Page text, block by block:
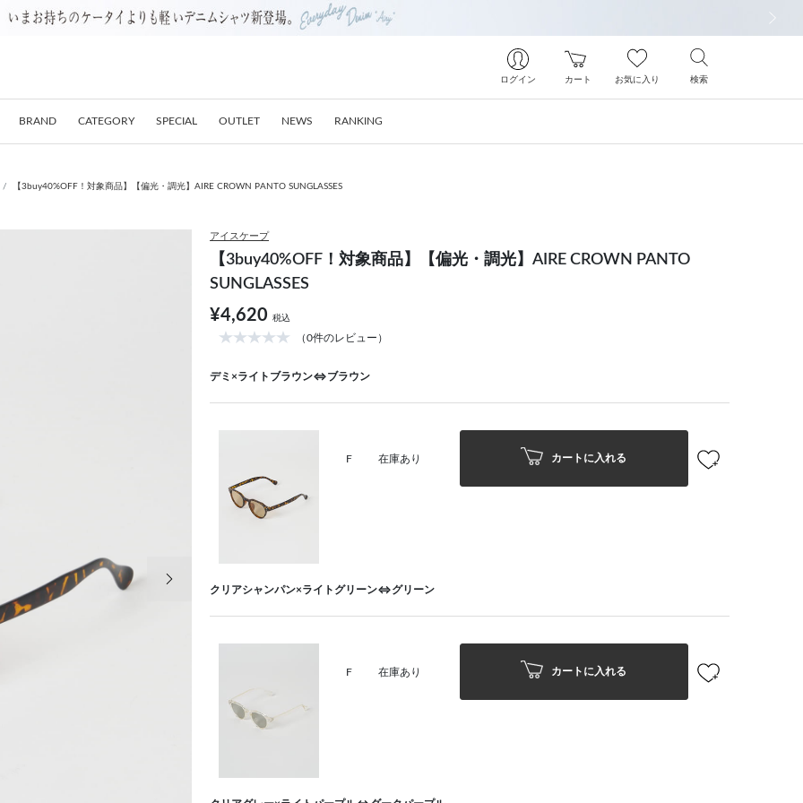
ログイン カート お気に入り 検索
BRAND CATEGORY SPECIAL OUTLET NEWS RANKING
【3buy40%OFF！対象商品】【偏光・調光】AIRE CROWN PANTO SUNGLASSES
アイスケープ
【3buy40%OFF！対象商品】【偏光・調光】AIRE CROWN PANTO
SUNGLASSES
¥4,620 税込
（0件のレビュー）
デミ×ライトブラウン⇔ブラウン
F 在庫あり カートに入れる
クリアシャンパン×ライトグリーン⇔グリーン
F 在庫あり カートに入れる